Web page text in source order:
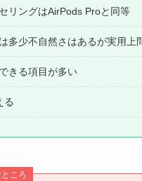
リングはAirPods Proと同等
多少不自然さはあるが実用上
きる項目が多い
る
ころ